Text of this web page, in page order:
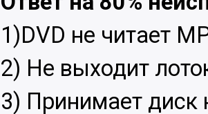
1)DVD не читает
2) Не выходит
3) Принимает диск